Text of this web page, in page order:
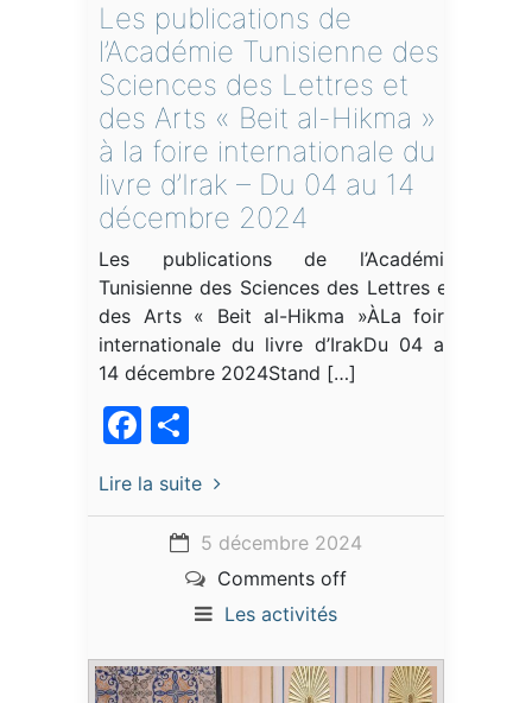
Les publications de
l’Académie Tunisienne des
Sciences des Lettres et
des Arts « Beit al-Hikma »
à la foire internationale du
livre d’Irak – Du 04 au 14
décembre 2024
Les publications de l’Académie
Tunisienne des Sciences des Lettres et
des Arts « Beit al-Hikma »ÀLa foire
internationale du livre d’IrakDu 04 au
14 décembre 2024Stand […]
Facebook
Lire la suite
5 décembre 2024
Comments off
Les activités